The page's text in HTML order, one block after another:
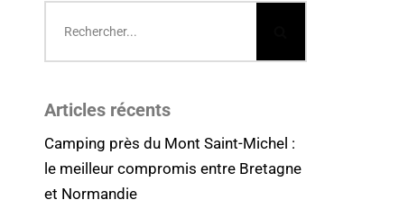
Articles récents
Camping près du Mont Saint-Michel :
le meilleur compromis entre Bretagne
et Normandie